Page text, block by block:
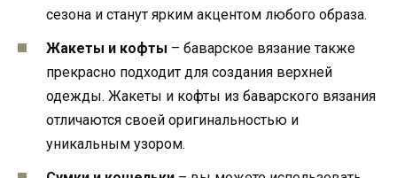
сезона и станут ярким акцентом любого образа.
Жакеты и кофты – баварское вязание также
прекрасно подходит для создания верхней
одежды. Жакеты и кофты из баварского вязания
отличаются своей оригинальностью и
уникальным узором.